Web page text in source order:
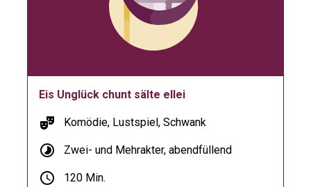
Eis Unglück chunt sälte ellei
theater_comedy Komödie, Lustspiel, Schwank
timelapse Zwei- und Mehrakter, abendfüllend
schedule 120 Min.